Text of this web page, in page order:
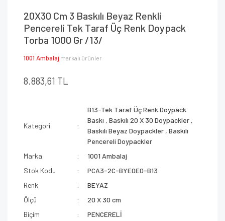
20X30 Cm 3 Baskılı Beyaz Renkli
Pencereli Tek Taraf Üç Renk Doypack
Torba 1000 Gr /13/
1001 Ambalaj markalı ürünler
8.883,61 TL
Kategori
B13-Tek Taraf Üç Renk Doypack
Baskı ,Baskılı 20 X 30 Doypackler ,
Baskılı Beyaz Doypackler ,Baskılı
Pencereli Doypackler
Marka
1001 Ambalaj
Stok Kodu
PCA3-2C-BYE0E0-B13
Renk
BEYAZ
Ölçü
20 X 30 cm
Biçim
PENCERELİ